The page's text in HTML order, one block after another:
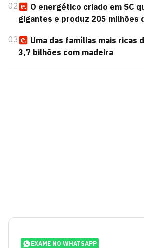
02
O energético criado em SC
gigantes e produz 205 milhões
03
Uma das famílias mais ricas
3,7 bilhões com madeira
EXAME NO WHATSAPP